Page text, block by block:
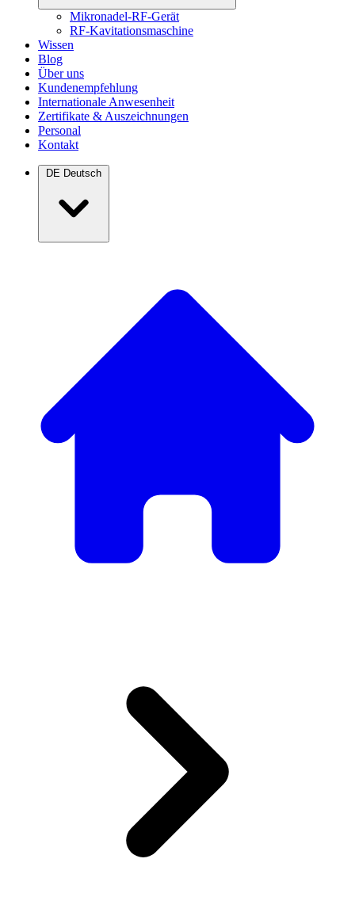
Mikronadel-RF-Gerät
RF-Kavitationsmaschine
Wissen
Blog
Über uns
Kundenempfehlung
Internationale Anwesenheit
Zertifikate & Auszeichnungen
Personal
Kontakt
DE Deutsch